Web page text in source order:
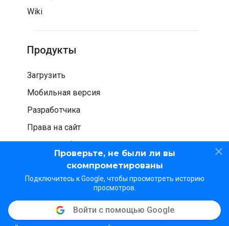
Проверьте, не были ли вы
скомпрометированы
Подключитесь к Google, чтобы просмотреть историю
просмотров.
Войти с помощью Google
Wiki
Продукты
Загрузить
Мобильная версия
Разработчика
Права на сайт
Проверка безопасности
© WOT Services LP. Все права защищены